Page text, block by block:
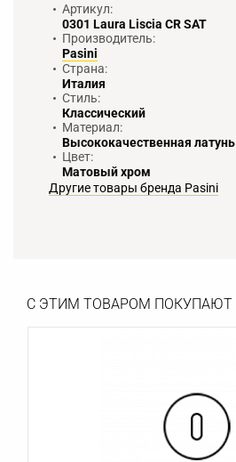
Артикул:
0301 Laura Liscia CR SAT
Производитель:
Pasini
Страна:
Италия
Стиль:
Классический
Материал:
Высококачественная латунь
Цвет:
Матовый хром
Другие товары бренда Pasini
С ЭТИМ ТОВАРОМ ПОКУПАЮТ